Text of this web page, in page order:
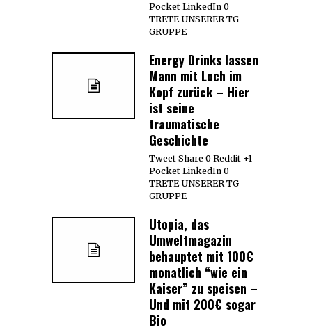
Pocket LinkedIn 0
TRETE UNSERER TG
GRUPPE
Energy Drinks lassen
Mann mit Loch im
Kopf zurück – Hier
ist seine
traumatische
Geschichte
Tweet Share 0 Reddit +1
Pocket LinkedIn 0
TRETE UNSERER TG
GRUPPE
Utopia, das
Umweltmagazin
behauptet mit 100€
monatlich “wie ein
Kaiser” zu speisen –
Und mit 200€ sogar
Bio